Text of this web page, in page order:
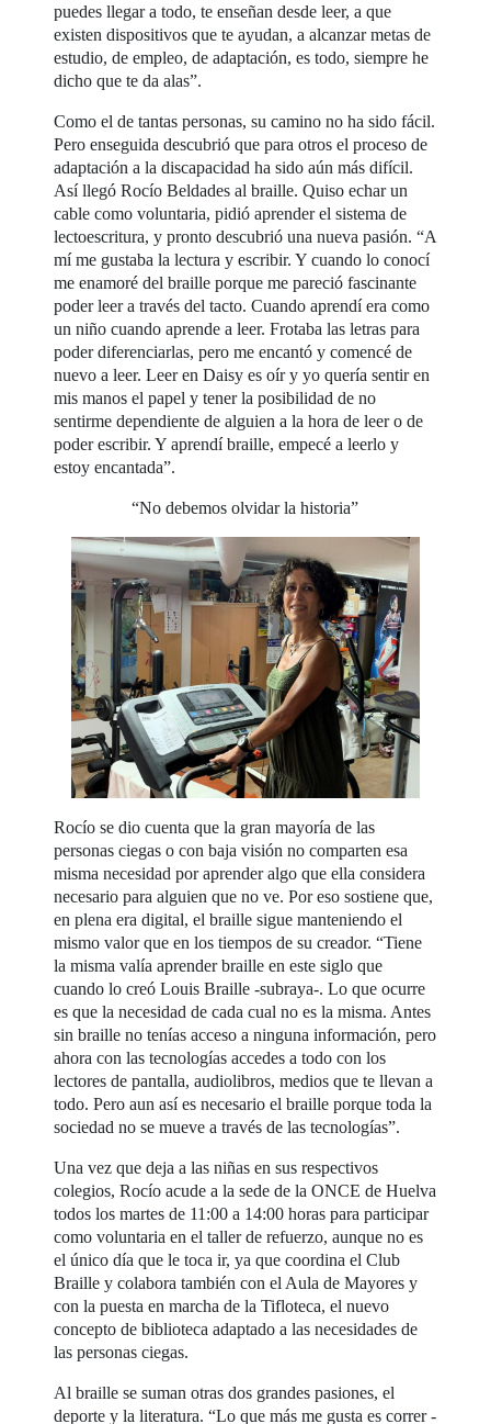
puedes llegar a todo, te enseñan desde leer, a que
existen dispositivos que te ayudan, a alcanzar metas de
estudio, de empleo, de adaptación, es todo, siempre he
dicho que te da alas”.
Como el de tantas personas, su camino no ha sido fácil.
Pero enseguida descubrió que para otros el proceso de
adaptación a la discapacidad ha sido aún más difícil.
Así llegó Rocío Beldades al braille. Quiso echar un
cable como voluntaria, pidió aprender el sistema de
lectoescritura, y pronto descubrió una nueva pasión. “A
mí me gustaba la lectura y escribir. Y cuando lo conocí
me enamoré del braille porque me pareció fascinante
poder leer a través del tacto. Cuando aprendí era como
un niño cuando aprende a leer. Frotaba las letras para
poder diferenciarlas, pero me encantó y comencé de
nuevo a leer. Leer en Daisy es oír y yo quería sentir en
mis manos el papel y tener la posibilidad de no
sentirme dependiente de alguien a la hora de leer o de
poder escribir. Y aprendí braille, empecé a leerlo y
estoy encantada”.
“No debemos olvidar la historia”
Rocío se dio cuenta que la gran mayoría de las
personas ciegas o con baja visión no comparten esa
misma necesidad por aprender algo que ella considera
necesario para alguien que no ve. Por eso sostiene que,
en plena era digital, el braille sigue manteniendo el
mismo valor que en los tiempos de su creador. “Tiene
la misma valía aprender braille en este siglo que
cuando lo creó Louis Braille -subraya-. Lo que ocurre
es que la necesidad de cada cual no es la misma. Antes
sin braille no tenías acceso a ninguna información, pero
ahora con las tecnologías accedes a todo con los
lectores de pantalla, audiolibros, medios que te llevan a
todo. Pero aun así es necesario el braille porque toda la
sociedad no se mueve a través de las tecnologías”.
Una vez que deja a las niñas en sus respectivos
colegios, Rocío acude a la sede de la ONCE de Huelva
todos los martes de 11:00 a 14:00 horas para participar
como voluntaria en el taller de refuerzo, aunque no es
el único día que le toca ir, ya que coordina el Club
Braille y colabora también con el Aula de Mayores y
con la puesta en marcha de la Tifloteca, el nuevo
concepto de biblioteca adaptado a las necesidades de
las personas ciegas.
Al braille se suman otras dos grandes pasiones, el
deporte y la literatura. “Lo que más me gusta es correr -